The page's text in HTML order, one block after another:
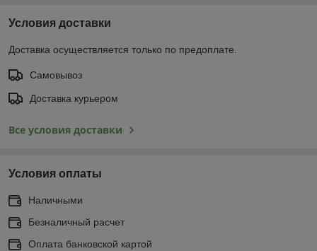
Условия доставки
Доставка осуществляется только по предоплате.
Самовывоз
Доставка курьером
Все условия доставки
Условия оплаты
Наличными
Безналичный расчет
Оплата банковской картой